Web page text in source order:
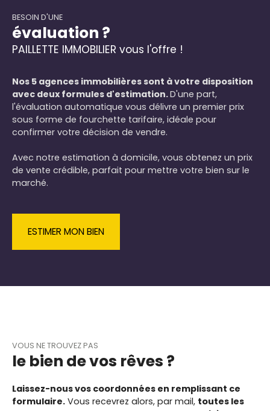
bureau. Des travaux de rénovation sont à
prévoir. Cette longère dispose aussi d'un
garage avec possibilité d'y stationner un
véhicule ainsi qu'un bâtiment pour le
un terrain de 583m². Contacter nous pour
plus d'informations ainsi que pour une visite.
BESOIN D'UNE
évaluation ?
PAILLETTE IMMOBILIER vous l'offre !
Nos 5 agences immobilières sont à votre disposition
avec deux formules d'estimation.D'une part,
l'évaluation automatique vous délivre un premier prix
sous forme de fourchette tarifaire, idéale pour
confirmer votre décision de vendre.
Avec notre estimation à domicile, vous obtenez un prix
de vente crédible, parfait pour mettre votre bien sur le
marché.
ESTIMER MON BIEN
VOUS NE TROUVEZ PAS
le bien de vos rêves ?
Laissez-nous vos coordonnées en remplissant ce
formulaire. Vous recevrez alors, par mail, toutes les